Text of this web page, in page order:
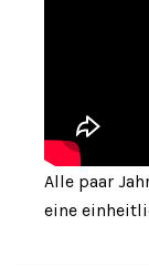
Alle paar
eine